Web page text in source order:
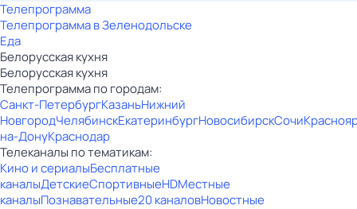
Телепрограмма
Телепрограмма в Зеленодольске
Еда
Белорусская кухня
Белорусская кухня
Телепрограмма по городам:
Санкт-ПетербургКазаньНижний
НовгородЧелябинскЕкатеринбургНовосибирскСочи
на-ДонуКраснодар
Телеканалы по тематикам:
Кино и сериалыБесплатные
каналыДетскиеСпортивныеHDМестные
каналыПознавательные20 каналовНовостные